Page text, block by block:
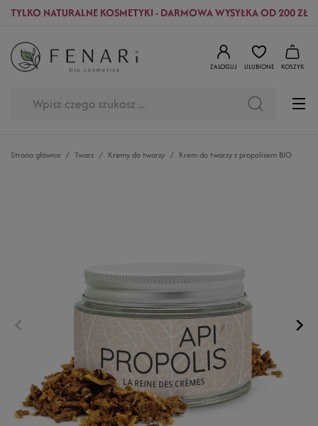
TYLKO NATURALNE KOSMETYKI - DARMOWA WYSYŁKA OD 200 ZŁ
ZALOGUJ ULUBIONE KOSZYK
Strona główna Twarz Kremy do twarzy Krem do twarzy z propolisem BIO